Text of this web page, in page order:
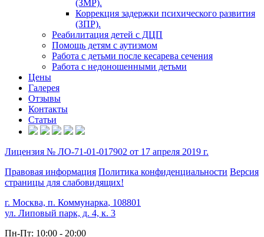
(ЗМР).
Коррекция задержки психического развития
(ЗПР).
Реабилитация детей с ДЦП
Помощь детям с аутизмом
Работа с детьми после кесарева сечения
Работа с недоношенными детьми
Цены
Галерея
Отзывы
Контакты
Статьи
Лицензия № ЛО-71-01-017902 от 17 апреля 2019 г.
Правовая информация Политика конфиденциальности Версия
страницы для слабовидящих!
г. Москва, п. Коммунарка, 108801
ул. Липовый парк, д. 4, к. 3
Пн-Пт: 10:00 - 20:00